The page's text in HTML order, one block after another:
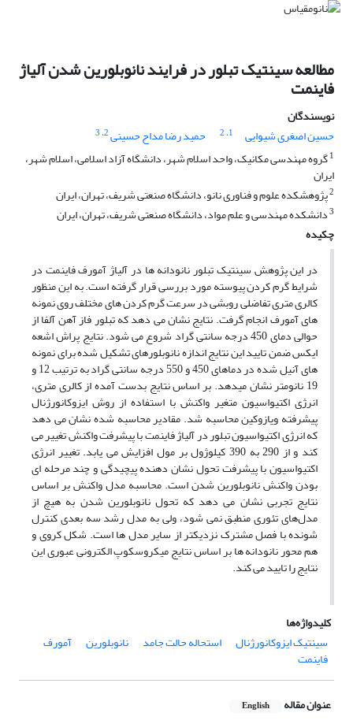
مطالعه سینتیک تبلور در فرایند نانوبلورین شدن آلیاژ
فاینمت
نویسندگان
حسین اصغری شیوایی
1، 2 حمید رضا مداح حسینی2، 3
1گروه مهندسی مکانیک، واحد اسلام شهر، دانشگاه آزاد اسلامی، اسلام شهر،
ایران
2پژوهشکده علوم و فناوری نانو، دانشگاه صنعتی شریف، تهران، ایران
3دانشکده مهندسی و علم مواد، دانشگاه صنعتی شریف، تهران، ایران
چکیده
در این پژوهش سینتیک تبلور نانودانه ها در آلیاژ آمورف فاینمت در
شرایط گرم کردن پیوسته مورد بررسی قرار گرفته است. به این منظور
کالری متری تفاضلی روبشی در سرعت گرم کردن های مختلف روی نمونه
های آمورف انجام گرفت. نتایج نشان می دهد که تبلور فاز آهن آلفا از
حوالی دمای 450 درجه سانتی گراد شروع می شود. نتایج پراش اشعه
ایکس ضمن تایید این نتایج اندازه نانوبلورهای تشکیل شده برای نمونه
های آنیل شده در دماهای 450 و 550 درجه سانتی گراد به ترتیب 12 و
19 نانومتر نشان میدهد. بر اساس نتایج بدست آمده از کالری متری،
انرژی اکتیواسیون متغیر واکنش با استفاده از روش ایزوکانورژنال
پیشرفته ویازوکین محاسبه شد. مقادیر محاسبه شده نشان می دهد
که انرژی اکتیواسیون تبلور در آلیاژ فاینمت با پیشرفت واکنش تغییر می
کند و از 290 به 390 کیلوژول بر مول افزایش می یابد. تغییر انرژی
اکتیواسیون با پیشرفت تحول نشان دهنده پیچیدگی و چند مرحله ای
بودن واکنش نانوبلورین شدن است. محاسبه مدل واکنش بر اساس
نتایج تجربی نشان می دهد که تحول نانوبلورین شدن به هیچ از
مدل‌های تئوری منطبق نمی شود، ولی به مدل رشد سه بعدی کنترل
شونده با فصل مشترک نزدیکتر از سایر مدل ها است. شکل کروی و
هم محور نانودانه ها بر اساس نتایج میکروسکوپ الکترونی عبوری این
نتایج را تایید می کند.
کلیدواژه‌ها
سینتیک ایزوکانورژنال
استحاله حالت جامد نانوبلورین آمورف
فاینمت
عنوان مقاله English